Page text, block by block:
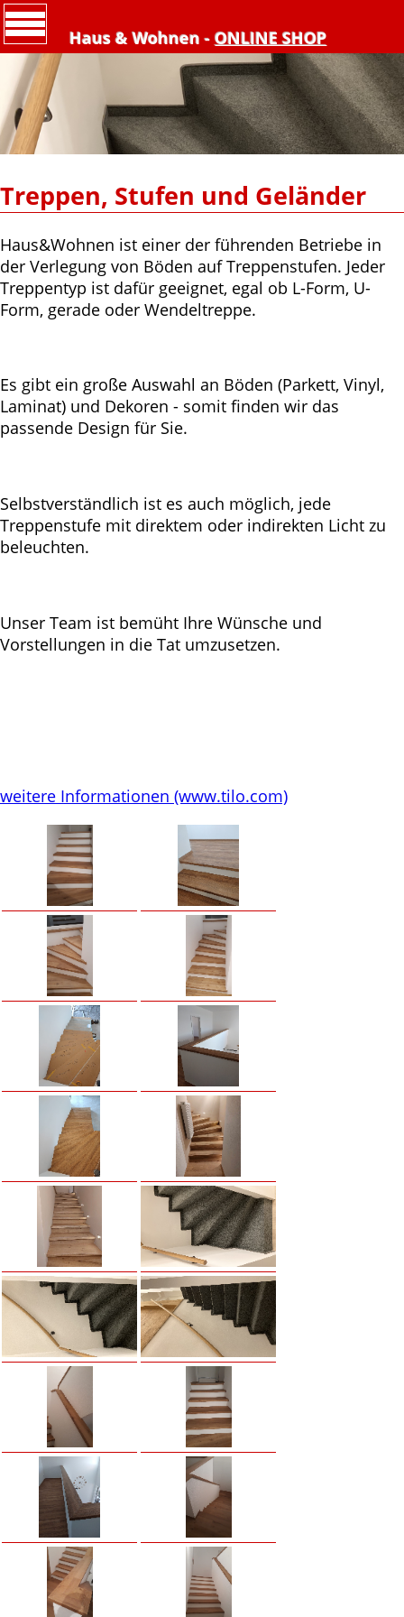
Haus & Wohnen -ONLINE SHOP
Treppen, Stufen und Geländer
Haus&Wohnen ist einer der führenden Betriebe in
der Verlegung von Böden auf Treppenstufen. Jeder
Treppentyp ist dafür geeignet, egal ob L-Form, U-
Form, gerade oder Wendeltreppe.
Es gibt ein große Auswahl an Böden (Parkett, Vinyl,
Laminat) und Dekoren - somit finden wir das
passende Design für Sie.
Selbstverständlich ist es auch möglich, jede
Treppenstufe mit direktem oder indirekten Licht zu
beleuchten.
Unser Team ist bemüht Ihre Wünsche und
Vorstellungen in die Tat umzusetzen.
weitere Informationen (www.tilo.com)